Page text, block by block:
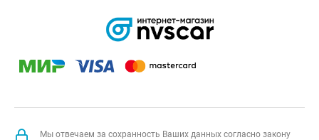
Мы отвечаем за сохранность Ваших данных согласно закону